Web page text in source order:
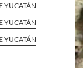
YUCATÁN
YUCATÁN
YUCATÁN